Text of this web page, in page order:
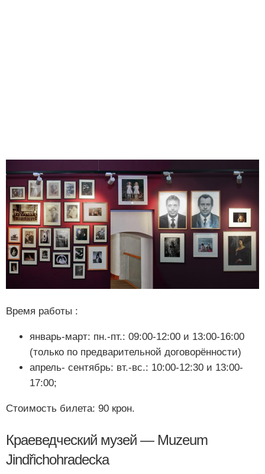
Время работы :
январь-март: пн.-пт.: 09:00-12:00 и 13:00-16:00
(только по предварительной договорённости)
апрель- сентябрь: вт.-вс.: 10:00-12:30 и 13:00-
17:00;
Стоимость билета: 90 крон.
Краеведческий музей — Muzeum
Jindřichohradecka